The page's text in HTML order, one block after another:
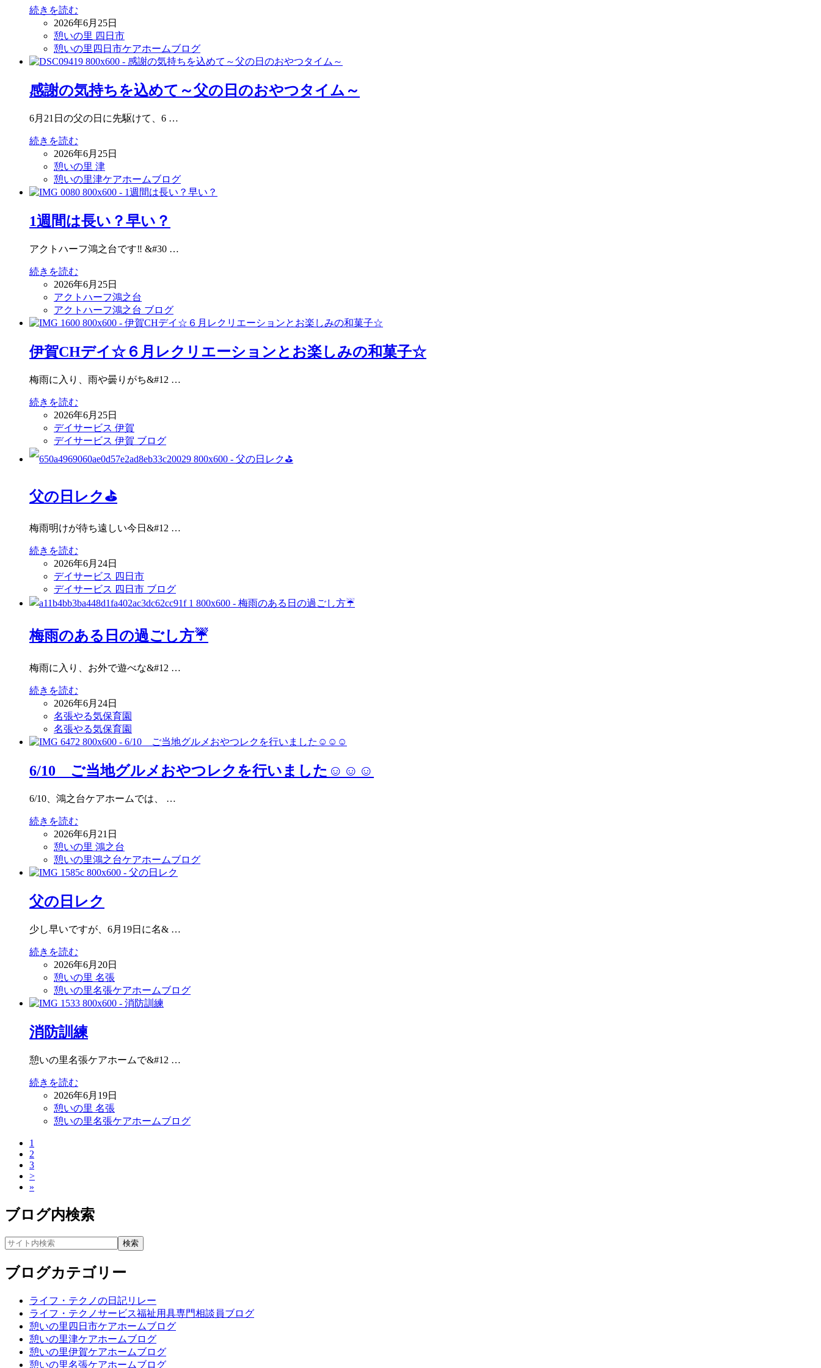
続きを読む
2026年6月25日
憩いの里 四日市
憩いの里四日市ケアホームブログ
感謝の気持ちを込めて～父の日のおやつタイム～
6月21日の父の日に先駆けて、6 …
続きを読む
2026年6月25日
憩いの里 津
憩いの里津ケアホームブログ
1週間は長い？早い？
アクトハーフ鴻之台です‼ &#30 …
続きを読む
2026年6月25日
アクトハーフ鴻之台
アクトハーフ鴻之台 ブログ
伊賀CHデイ☆６月レクリエーションとお楽しみの和菓子☆
梅雨に入り、雨や曇りがち&#12 …
続きを読む
2026年6月25日
デイサービス 伊賀
デイサービス 伊賀 ブログ
父の日レク⛳
梅雨明けが待ち遠しい今日&#12 …
続きを読む
2026年6月24日
デイサービス 四日市
デイサービス 四日市 ブログ
梅雨のある日の過ごし方☔
梅雨に入り、お外で遊べな&#12 …
続きを読む
2026年6月24日
名張やる気保育園
名張やる気保育園
6/10 ご当地グルメおやつレクを行いました☺☺☺
6/10、鴻之台ケアホームでは、 …
続きを読む
2026年6月21日
憩いの里 鴻之台
憩いの里鴻之台ケアホームブログ
父の日レク
少し早いですが、6月19日に名& …
続きを読む
2026年6月20日
憩いの里 名張
憩いの里名張ケアホームブログ
消防訓練
憩いの里名張ケアホームで&#12 …
続きを読む
2026年6月19日
憩いの里 名張
憩いの里名張ケアホームブログ
1
2
3
>
»
ブログ内検索
ブログカテゴリー
ライフ・テクノの日記リレー
ライフ・テクノサービス福祉用具専門相談員ブログ
憩いの里四日市ケアホームブログ
憩いの里津ケアホームブログ
憩いの里伊賀ケアホームブログ
憩いの里名張ケアホームブログ